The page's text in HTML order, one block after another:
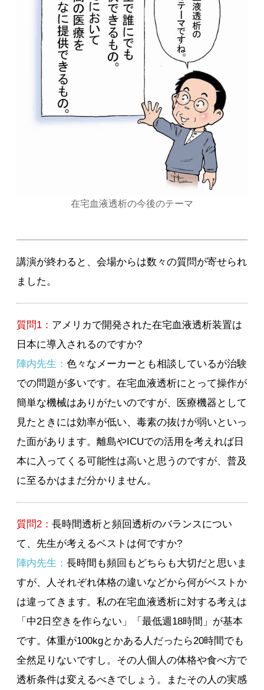
在宅血液透析の今後のテーマ
講演が終わると、会場からは数々の質問が寄せられ
ました。
質問1： アメリカで開発された在宅血液透析装置は
日本に導入されるのですか?
陣内先生：色々なメーカーとも相談しているが治験
での問題が多いです。在宅血液透析にとって操作が
簡単な機械はありがたいのですが、医療機器として
見たときには効率が低い、毒素の抜けが弱いといっ
た面があります。離島やICUでの活用を考えれば日
本に入ってくる可能性は高いと思うのですが、普及
に至るかはまだ分かりません。
質問2：長時間透析と頻回透析のバランスについ
て、先生が考えるベストは何ですか?
陣内先生：長時間も頻回もどちらも大切だと思いま
すが、人それぞれ体格の違いなどから何がベストか
は違ってきます。私の在宅血液透析に対する考えは
「中2日空きを作らない」「最低週18時間」が基本
です。体重が100kgとかある人だったら20時間でも
全然足りないですし。その人個人の体格や食べ方で
透析条件は変えるべきでしょう。またその人の実感